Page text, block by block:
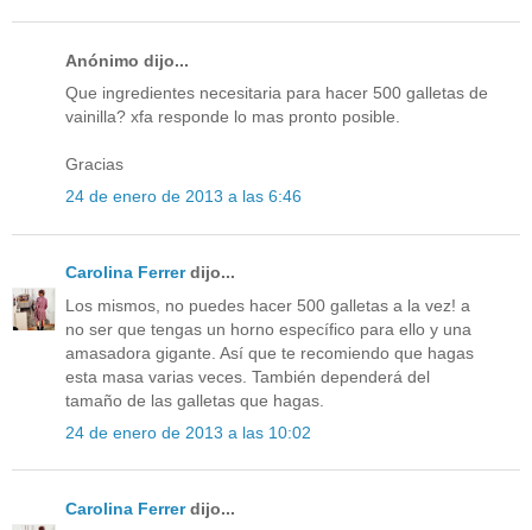
Anónimo dijo...
Que ingredientes necesitaria para hacer 500 galletas de
vainilla? xfa responde lo mas pronto posible.
Gracias
24 de enero de 2013 a las 6:46
Carolina Ferrerdijo...
Los mismos, no puedes hacer 500 galletas a la vez! a
no ser que tengas un horno específico para ello y una
amasadora gigante. Así que te recomiendo que hagas
esta masa varias veces. También dependerá del
tamaño de las galletas que hagas.
24 de enero de 2013 a las 10:02
Carolina Ferrerdijo...